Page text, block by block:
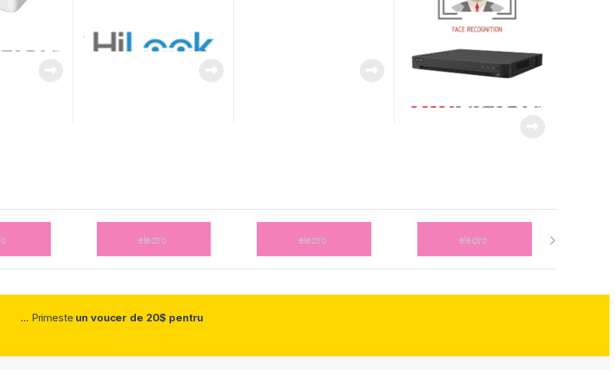
... Primeste un voucer de 20$ pentru